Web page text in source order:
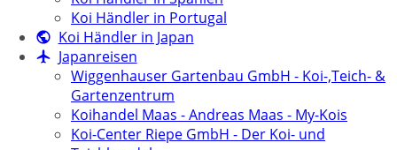
Koi Händler in Portugal
Koi Händler in Japan
Japanreisen
Wiggenhauser Gartenbau GmbH - Koi-,Teich- &
Gartenzentrum
Koihandel Maas - Andreas Maas - My-Kois
Koi-Center Riepe GmbH - Der Koi- und